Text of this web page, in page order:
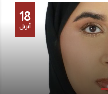
18
أبريل